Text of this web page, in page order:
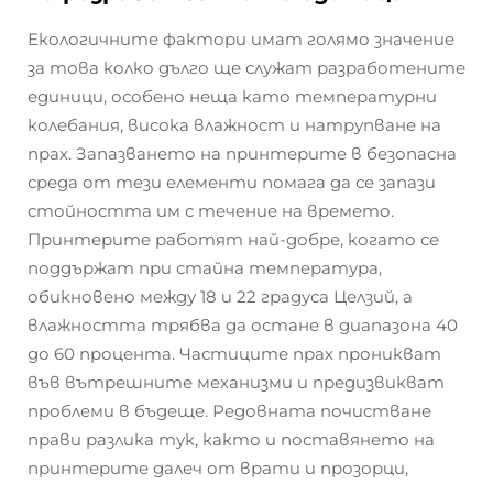
Екологичните фактори имат голямо значение
за това колко дълго ще служат разработените
единици, особено неща като температурни
колебания, висока влажност и натрупване на
прах. Запазването на принтерите в безопасна
среда от тези елементи помага да се запази
стойността им с течение на времето.
Принтерите работят най-добре, когато се
поддържат при стайна температура,
обикновено между 18 и 22 градуса Целзий, а
влажността трябва да остане в диапазона 40
до 60 процента. Частиците прах проникват
във вътрешните механизми и предизвикват
проблеми в бъдеще. Редовната почистване
прави разлика тук, както и поставянето на
принтерите далеч от врати и прозорци,